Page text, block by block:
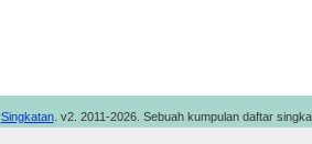
Singkatan. v2. 2011-2026. Sebuah kumpulan daftar